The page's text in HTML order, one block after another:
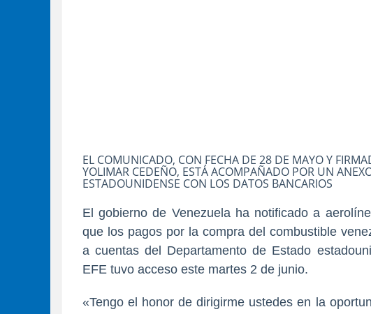
EL COMUNICADO, CON FECHA DE 28 DE MAYO Y
YOLIMAR CEDEÑO, ESTÁ ACOMPAÑADO POR UN
ESTADOUNIDENSE CON LOS DATOS BANCARIOS
El gobierno de Venezuela ha notificado a
que los pagos por la compra del combustible
a cuentas del Departamento de Estado
EFE tuvo acceso este martes 2 de junio.
«Tengo el honor de dirigirme ustedes en la